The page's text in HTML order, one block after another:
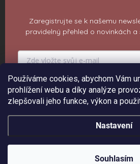
Používáme cookies, abychom Vám
prohlížení webu a díky analýze
zlepšovali jeho funkce, výkon a
Nastavení
Souhlasím
Zaregistrujte se k našemu
pravidelný přehled o novinkách a
PŘIHLÁSIT K
Copyright 2026ePiPí - Prodejna radostí.
nastavení cookies